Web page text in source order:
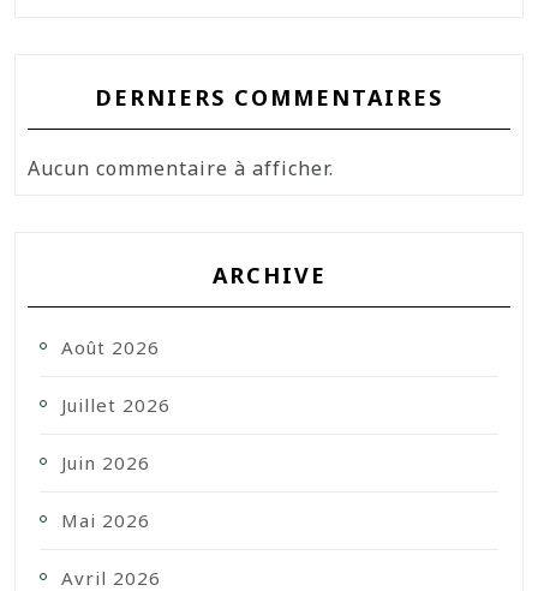
DERNIERS COMMENTAIRES
Aucun commentaire à afficher.
ARCHIVE
Août 2026
Juillet 2026
Juin 2026
Mai 2026
Avril 2026